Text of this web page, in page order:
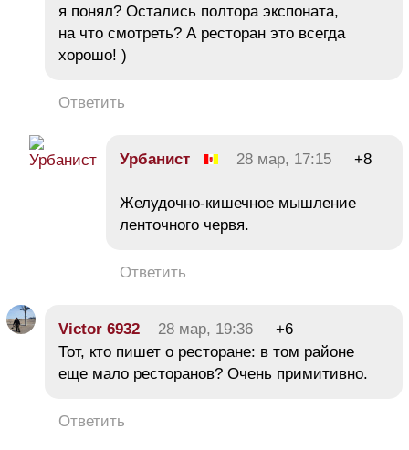
я понял? Остались полтора экспоната,
на что смотреть? А ресторан это всегда
хорошо! )
Ответить
Урбанист 28 мар, 17:15 +8
Желудочно-кишечное мышление
ленточного червя.
Ответить
Victor 6932 28 мар, 19:36
+6
Тот, кто пишет о ресторане: в том районе
еще мало ресторанов? Очень примитивно.
Ответить